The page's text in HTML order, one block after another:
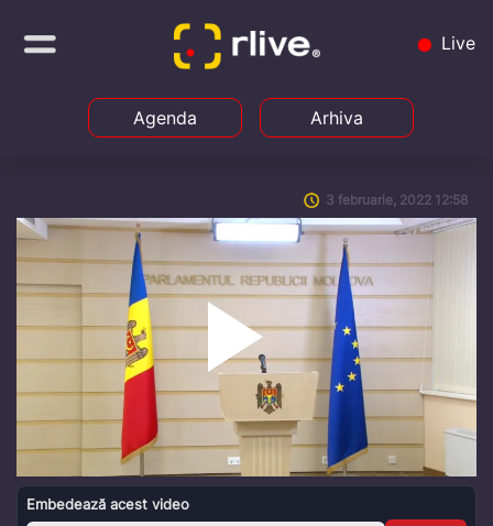
Live
Agenda Arhiva
3 februarie, 2022 12:58
Play
Embedează acest video